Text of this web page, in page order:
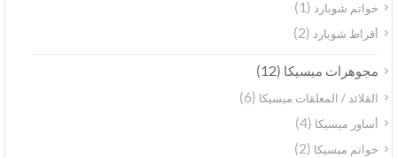
خواتم شوبارد(1)
أقراط شوبارد(2)
مجوهرات ميسيكا(12)
القلائد / المعلقات ميسيكا(6)
أساور ميسيكا(4)
خواتم ميسيكا(2)